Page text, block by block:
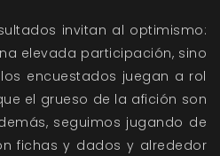
invitan al optimismo:
elevada participación, sino
encuestados juegan a rol
el grueso de la afición son
seguimos jugando de
fichas y dados y alrededor